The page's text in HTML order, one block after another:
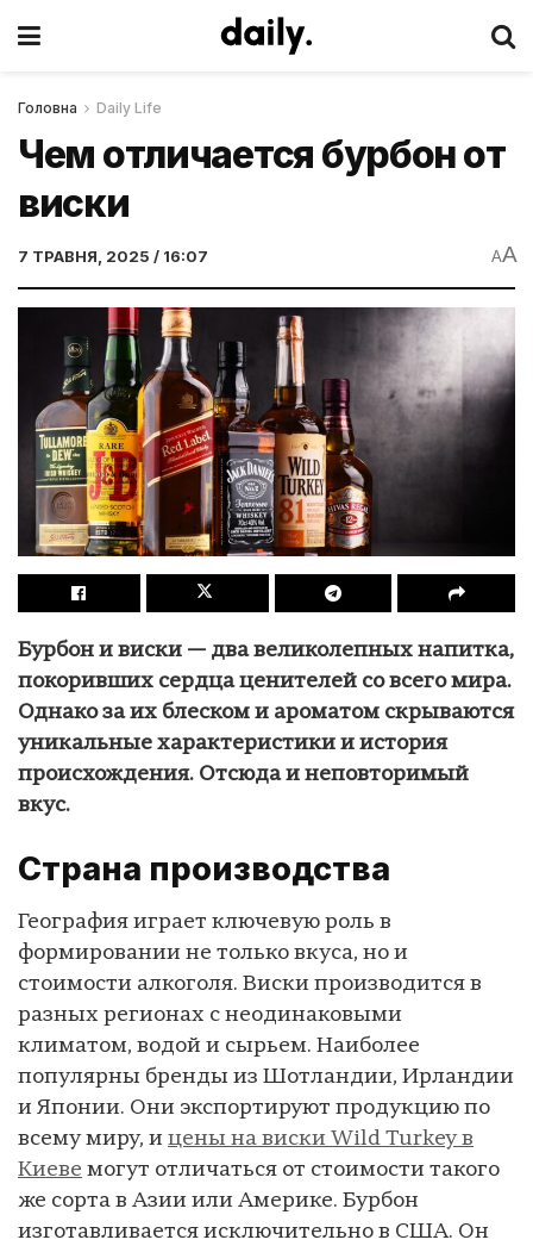
Головна Daily Life
Чем отличается бурбон от
виски
7 ТРАВНЯ, 2025 / 16:07 AA
Бурбон и виски — два великолепных напитка,
покоривших сердца ценителей со всего мира.
Однако за их блеском и ароматом скрываются
уникальные характеристики и история
происхождения. Отсюда и неповторимый
вкус.
Страна производства
География играет ключевую роль в
формировании не только вкуса, но и
стоимости алкоголя. Виски производится в
разных регионах с неодинаковыми
климатом, водой и сырьем. Наиболее
популярны бренды из Шотландии, Ирландии
и Японии. Они экспортируют продукцию по
всему миру, и цены на виски Wild Turkey в
Киеве могут отличаться от стоимости такого
же сорта в Азии или Америке. Бурбон
изготавливается исключительно в США. Он